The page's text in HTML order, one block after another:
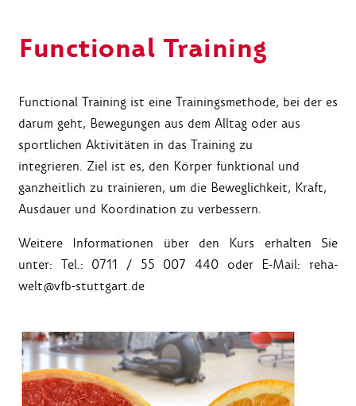
Functional Training
Functional Training ist eine Trainingsmethode, bei der es
darum geht, Bewegungen aus dem Alltag oder aus
sportlichen Aktivitäten in das Training zu
integrieren. Ziel ist es, den Körper funktional und
ganzheitlich zu trainieren, um die Beweglichkeit, Kraft,
Ausdauer und Koordination zu verbessern.
Weitere Informationen über den Kurs erhalten Sie
unter: Tel.: 0711 / 55 007 440 oder E-Mail: reha-
welt@vfb-stuttgart.de